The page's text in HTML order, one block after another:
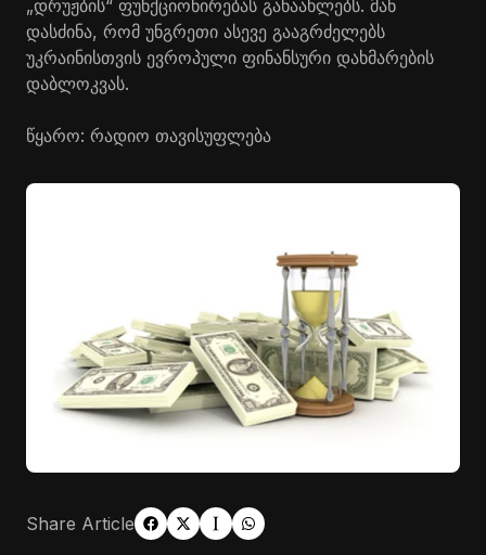
„დრუჟბის“ ფუნქციონირებას განაახლებს. მან
დასძინა, რომ უნგრეთი ასევე გააგრძელებს
უკრაინისთვის ევროპული ფინანსური დახმარების
დაბლოკვას.
წყარო: რადიო თავისუფლება
Share Article